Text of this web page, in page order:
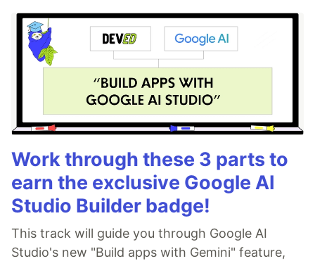
Work through these 3 parts to
earn the exclusive Google AI
Studio Builder badge!
This track will guide you through Google AI
Studio's new "Build apps with Gemini" feature,